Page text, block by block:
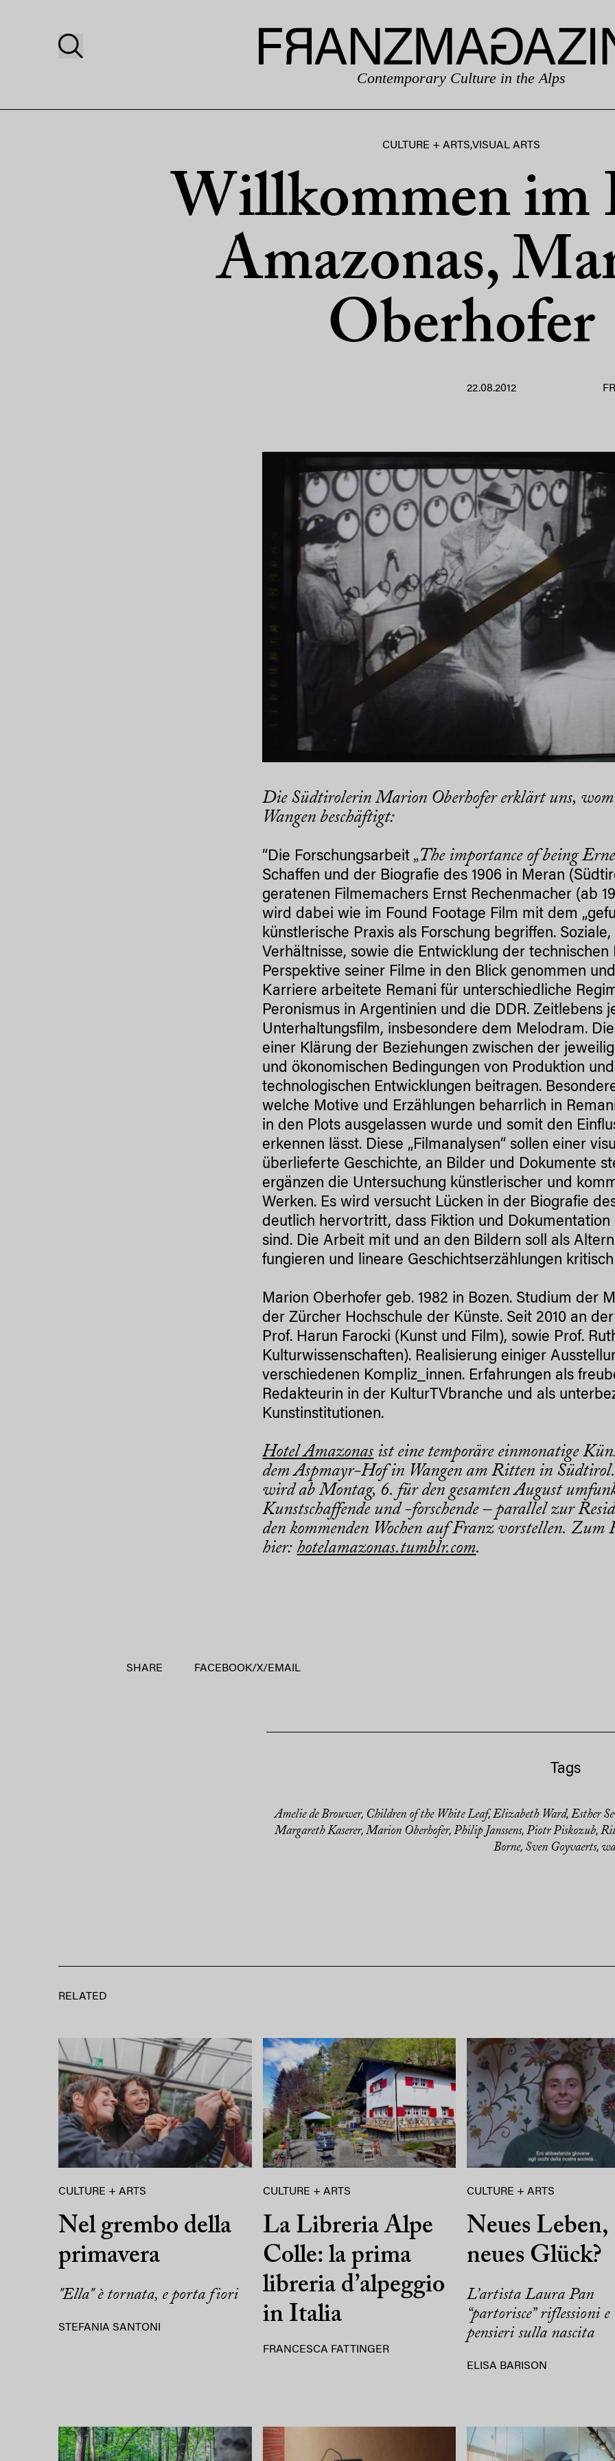
Contemporary Culture in the Alps
CULTURE + ARTS,VISUAL ARTS
Willkommen im
Amazonas,
Oberhofer
22.08.2012
Die Südtirolerin Marion Oberhofer erklärt uns,
Wangen beschäftigt:
“Die Forschungsarbeit „The importance of being
Schaffen und der Biografie des 1906 in Meran
geratenen Filmemachers Ernst Rechenmacher (ab
wird dabei wie im Found Footage Film mit dem
künstlerische Praxis als Forschung begriffen.
Verhältnisse, sowie die Entwicklung der
Perspektive seiner Filme in den Blick genommen
Karriere arbeitete Remani für unterschiedliche
Peronismus in Argentinien und die DDR. Zeitlebens
Unterhaltungsfilm, insbesondere dem Melodram.
einer Klärung der Beziehungen zwischen der
und ökonomischen Bedingungen von Produktion
technologischen Entwicklungen beitragen.
welche Motive und Erzählungen beharrlich in
in den Plots ausgelassen wurde und somit den
erkennen lässt. Diese „Filmanalysen“ sollen einer
überlieferte Geschichte, an Bilder und Dokumente
ergänzen die Untersuchung künstlerischer und
Werken. Es wird versucht Lücken in der Biografie
deutlich hervortritt, dass Fiktion und
sind. Die Arbeit mit und an den Bildern soll als
fungieren und lineare Geschichtserzählungen kritisch
Marion Oberhofer geb. 1982 in Bozen. Studium der
der Zürcher Hochschule der Künste. Seit 2010 an
Prof. Harun Farocki (Kunst und Film), sowie Prof.
Kulturwissenschaften). Realisierung einiger
verschiedenen Kompliz_innen. Erfahrungen als
Redakteurin in der KulturTVbranche und als
Kunstinstitutionen.
Hotel Amazonas ist eine temporäre einmonatige
dem Aspmayr-Hof in Wangen am Ritten in
wird ab Montag, 6. für den gesamten August
Kunstschaffende und -forschende – parallel zur
den kommenden Wochen auf Franz vorstellen. Zum
hier:hotelamazonas.tumblr.com.
SHARE FACEBOOK/X/ EMAIL
Tags
Amelie de Brouwer, Children of the White Leaf, Elizabeth Ward, Esther
Margareth Kaserer, Marion Oberhofer, Philip Janssens, Piotr Piskozub,
Borne, Sven Goyvaerts,
RELATED
CULTURE + ARTS
Nel grembo della
primavera
"Ella" è tornata, e porta fiori
STEFANIA SANTONI
CULTURE + ARTS
La Libreria Alpe
Colle: la prima
libreria d’alpeggio
in Italia
FRANCESCA FATTINGER
CULTURE + ARTS
Neues Leben,
neues Glück?
L’artista Laura Pan
“partorisce” riflessioni e
pensieri sulla nascita
ELISA BARISON